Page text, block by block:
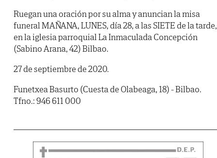
Ruegan una oración por su alma y anuncian la misa
funeral MAÑANA, LUNES, día 28, a las SIETE de la tarde,
en la iglesia parroquial La Inmaculada Concepción
(Sabino Arana, 42) Bilbao.
27 de septiembre de 2020.
Funetxea Basurto (Cuesta de Olabeaga, 18) - Bilbao.
Tfno.: 946 611 000